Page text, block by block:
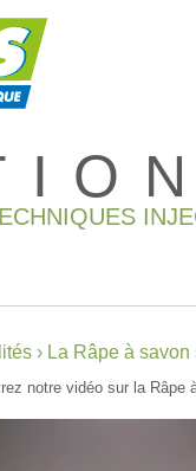
› La Râpe à
notre vidéo sur la